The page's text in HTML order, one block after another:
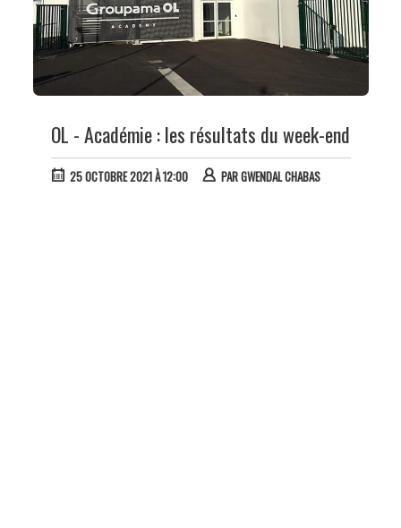
OL - Académie : les résultats du week-end
25 OCTOBRE 2021 À 12:00 PARGWENDAL CHABAS